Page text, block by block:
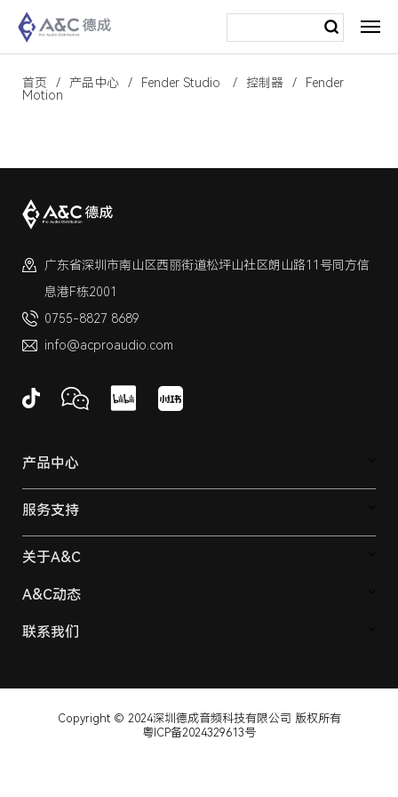
首页 产品中心 Fender Studio 控制器
Fender
Motion
广东省深圳市南山区西丽街道松坪山社区朗山路11号同方信
息港F栋2001
0755-8827 8689
info@acproaudio.com
产品中心
服务支持
关于A&C
A&C动态
联系我们
Copyright © 2024深圳德成音频科技有限公司 版权所有
粤ICP备2024329613号